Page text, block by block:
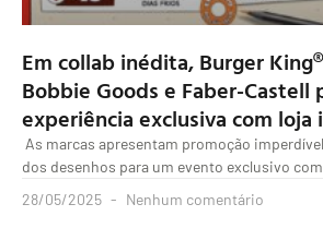
Em collab inédita, Burger
Bobbie Goods e Faber-Castell
experiência exclusiva com loja
As marcas apresentam promoção
dos desenhos para um evento exclusivo
28/05/2025
Nenhum comentário